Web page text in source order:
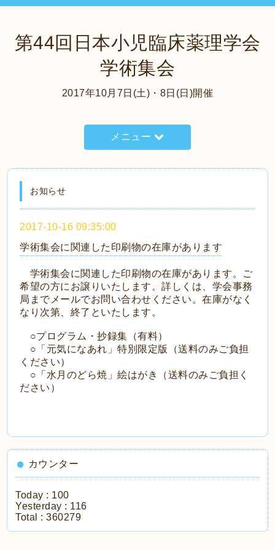
第44回日本小児臨床薬理学会
学術集会
2017年10月7日(土)・8日(日)開催
メニュー
お知らせ
2017-10-16 09:35:00
学術集会に関連した印刷物の在庫があります
学術集会に関連した印刷物の在庫があります。ご
希望の方にお譲りいたします。詳しくは、学会事務
局までメールでお問い合わせください。在庫がなく
なり次第、終了といたします。
○プログラム・抄録集（有料）
○「元気になあれ」特別限定版（送料のみご負担
ください）
○「水月のどら焼」絵はがき（送料のみご負担く
ださい）
カウンター
Today : 100
Yesterday : 116
Total :360279